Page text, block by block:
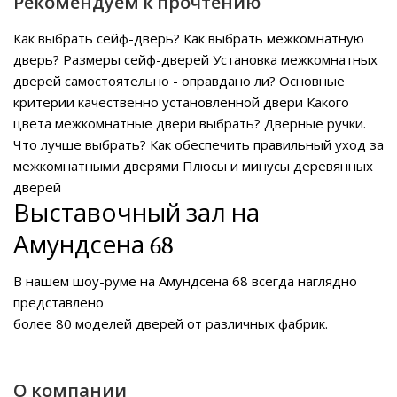
Как выбрать сейф-дверь? Как выбрать межкомнатную
дверь? Размеры сейф-дверей Установка межкомнатных
дверей самостоятельно - оправдано ли? Основные
критерии качественно установленной двери Какого
цвета межкомнатные двери выбрать? Дверные ручки.
Что лучше выбрать? Как обеспечить правильный уход за
межкомнатными дверями Плюсы и минусы деревянных
дверей
Выставочный зал на
Амундсена 68
В нашем шоу-руме на Амундсена 68 всегда наглядно
представлено
более 80 моделей дверей от различных фабрик.
О компании